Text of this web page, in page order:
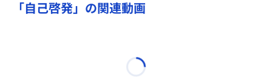
「自己啓発」の関連動画